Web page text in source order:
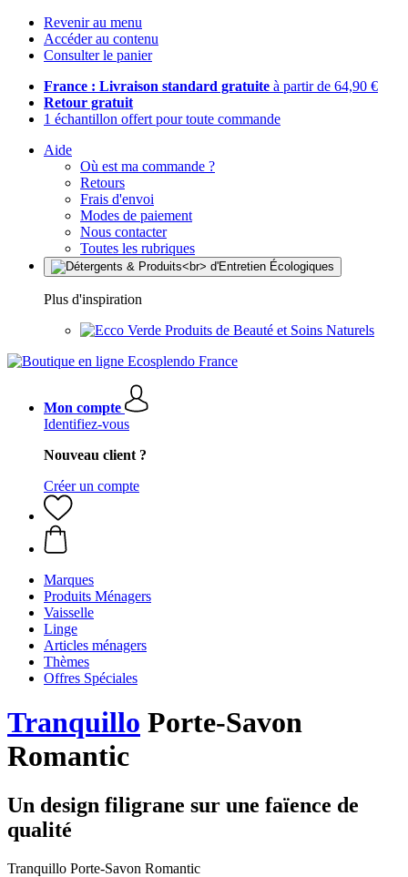
Revenir au menu
Accéder au contenu
Consulter le panier
France : Livraison standard gratuite à partir de 64,90 €
Retour gratuit
1 échantillon offert pour toute commande
Aide
Où est ma commande ?
Retours
Frais d'envoi
Modes de paiement
Nous contacter
Toutes les rubriques
Plus d'inspiration
Produits de Beauté et Soins Naturels
Mon compte
Identifiez-vous
Nouveau client ?
Créer un compte
Marques
Produits Ménagers
Vaisselle
Linge
Articles ménagers
Thèmes
Offres Spéciales
Tranquillo Porte-Savon
Romantic
Un design filigrane sur une faïence de
qualité
Tranquillo Porte-Savon Romantic